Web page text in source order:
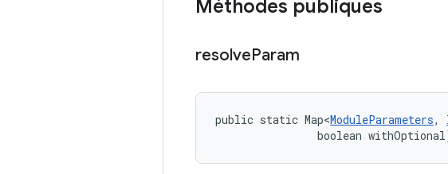
Méthodes publiques
resolveParam
public static Map<ModuleParameters,
boolean